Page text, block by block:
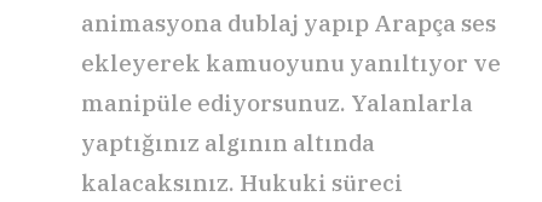
animasyona dublaj yapıp Arapça ses
ekleyerek kamuoyunu yanıltıyor ve
manipüle ediyorsunuz. Yalanlarla
yaptığınız algının altında
kalacaksınız. Hukuki süreci